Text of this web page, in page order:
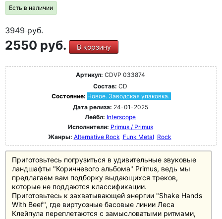
Есть в наличии
3949руб.
2550 руб. В корзину
Артикул: CDVP 033874
Состав: CD
Состояние: Новое. Заводская упаковка.
Дата релиза: 24-01-2025
Лейбл: Interscope
Исполнители: Primus / Primus
Жанры: Alternative Rock Funk Metal Rock
Приготовьтесь погрузиться в удивительные звуковые
ландшафты "Коричневого альбома" Primus, ведь мы
предлагаем вам подборку выдающихся треков,
которые не поддаются классификации.
Приготовьтесь к захватывающей энергии "Shake Hands
With Beef", где виртуозные басовые линии Леса
Клейпула переплетаются с замысловатыми ритмами,